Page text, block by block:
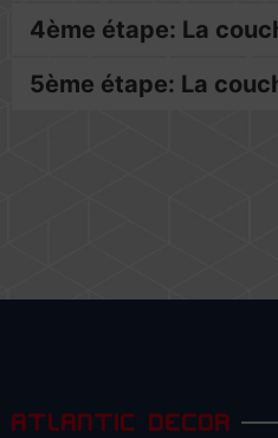
4ème étape: La
5ème étape: La
ATLANTIC DECOR